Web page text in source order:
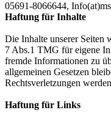
05691-8066644,
Haftung für Inhalte
Die Inhalte unserer Seiten
7 Abs.1 TMG für eigene
fremde Informationen zu
allgemeinen Gesetzen
Rechtsverletzungen
Haftung für Links